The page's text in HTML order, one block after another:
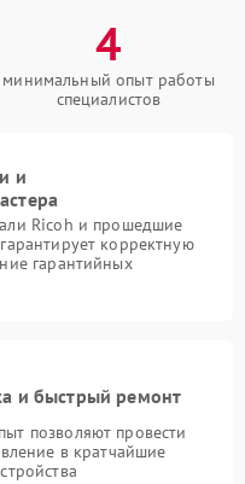
4
минимальный опыт работы
специалистов
и
Ricoh и прошедшие
корректную
гарантийных
и быстрый ремонт
позволяют провести
в кратчайшие